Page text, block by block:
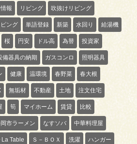
報 リビング 吹抜けリビング
ング 単語登録 新築 水回り 給湯機
桜 円安 ドル高 為替 投資家
備器具の納期 ガスコンロ 照明器具
健康 温環境 春野菜 春大根
無垢材 不動産 土地 注文住宅
筍 マイホーム 賃貸 比較
市ラーメン なすソバ 中華料理屋
La Table Ｓ－ＢＯＸ 洗濯 ハンガー